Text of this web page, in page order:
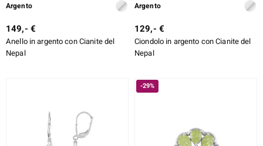
Argento
149,- €
Anello in argento con Cianite del
Nepal
Argento
129,- €
Ciondolo in argento con Cianite del
Nepal
-29%